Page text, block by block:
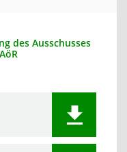
des Ausschusses